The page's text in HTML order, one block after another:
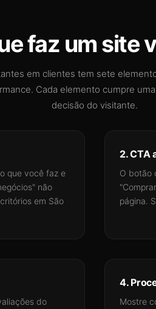
faz um site
em clientes tem sete
Cada elemento cumpre
decisão do visitante.
que você faz e
não
em São
2. CTA
O botão
página.
do
4.
Mostre